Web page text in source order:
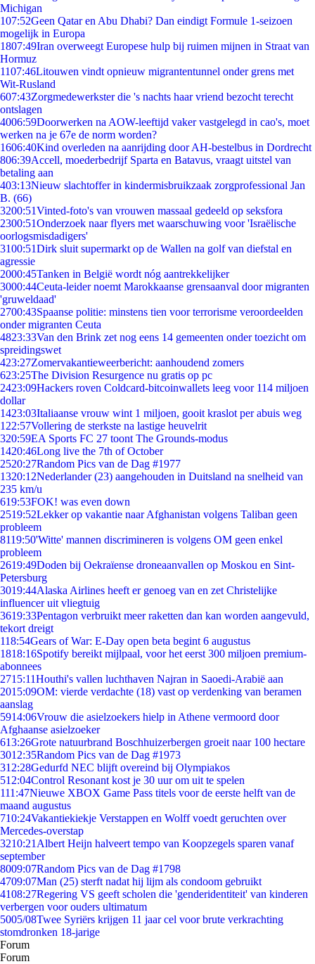
Michigan
107:52Geen Qatar en Abu Dhabi? Dan eindigt Formule 1-seizoen
mogelijk in Europa
1807:49Iran overweegt Europese hulp bij ruimen mijnen in Straat van
Hormuz
1107:46Litouwen vindt opnieuw migrantentunnel onder grens met
Wit-Rusland
607:43Zorgmedewerkster die 's nachts haar vriend bezocht terecht
ontslagen
4006:59Doorwerken na AOW-leeftijd vaker vastgelegd in cao's, moet
werken na je 67e de norm worden?
1606:40Kind overleden na aanrijding door AH-bestelbus in Dordrecht
806:39Accell, moederbedrijf Sparta en Batavus, vraagt uitstel van
betaling aan
403:13Nieuw slachtoffer in kindermisbruikzaak zorgprofessional Jan
B. (66)
3200:51Vinted-foto's van vrouwen massaal gedeeld op seksfora
2300:51Onderzoek naar flyers met waarschuwing voor 'Israëlische
oorlogsmisdadigers'
3100:51Dirk sluit supermarkt op de Wallen na golf van diefstal en
agressie
2000:45Tanken in België wordt nóg aantrekkelijker
3000:44Ceuta-leider noemt Marokkaanse grensaanval door migranten
'gruweldaad'
2700:43Spaanse politie: minstens tien voor terrorisme veroordeelden
onder migranten Ceuta
4823:33Van den Brink zet nog eens 14 gemeenten onder toezicht om
spreidingswet
423:27Zomervakantieweerbericht: aanhoudend zomers
623:25The Division Resurgence nu gratis op pc
2423:09Hackers roven Coldcard-bitcoinwallets leeg voor 114 miljoen
dollar
1423:03Italiaanse vrouw wint 1 miljoen, gooit kraslot per abuis weg
1 22:57Vollering de sterkste na lastige heuvelrit
320:59EA Sports FC 27 toont The Grounds-modus
1420:46Long live the 7th of October
2520:27Random Pics van de Dag #1977
1320:12Nederlander (23) aangehouden in Duitsland na snelheid van
235 km/u
619:53FOK! was even down
2519:52Lekker op vakantie naar Afghanistan volgens Taliban geen
probleem
8119:50'Witte' mannen discrimineren is volgens OM geen enkel
probleem
2619:49Doden bij Oekraïense droneaanvallen op Moskou en Sint-
Petersburg
3019:44Alaska Airlines heeft er genoeg van en zet Christelijke
influencer uit vliegtuig
3619:33Pentagon verbruikt meer raketten dan kan worden aangevuld,
tekort dreigt
118:54Gears of War: E-Day open beta begint 6 augustus
1818:16Spotify bereikt mijlpaal, voor het eerst 300 miljoen premium-
abonnees
2715:11Houthi's vallen luchthaven Najran in Saoedi-Arabië aan
2015:09OM: vierde verdachte (18) vast op verdenking van beramen
aanslag
5914:06Vrouw die asielzoekers hielp in Athene vermoord door
Afghaanse asielzoeker
613:26Grote natuurbrand Boschhuizerbergen groeit naar 100 hectare
3012:35Random Pics van de Dag #1973
312:28Gedurfd NEC blijft overeind bij Olympiakos
512:04Control Resonant kost je 30 uur om uit te spelen
111:47Nieuwe XBOX Game Pass titels voor de eerste helft van de
maand augustus
710:24Vakantiekiekje Verstappen en Wolff voedt geruchten over
Mercedes-overstap
3210:21 Albert Heijn halveert tempo van Koopzegels sparen vanaf
september
8009:07Random Pics van de Dag #1798
4709:07Man (25) sterft nadat hij lijm als condoom gebruikt
4108:27Regering VS geeft scholen die 'genderidentiteit' van kinderen
verbergen voor ouders ultimatum
5005/08Twee Syriërs krijgen 11 jaar cel voor brute verkrachting
stomdronken 18-jarige
Forum
Forum